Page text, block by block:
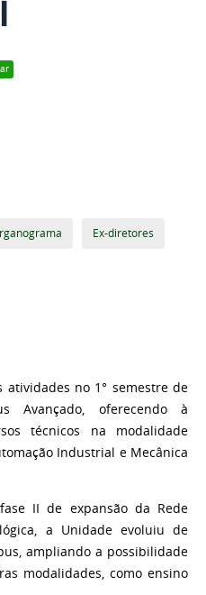
Ex-diretores
no 1° semestre de
Avançado, oferecendo à
técnicos na modalidade
Industrial e Mecânica
II de expansão da Rede
a Unidade evoluiu de
ampliando a possibilidade
modalidades, como ensino